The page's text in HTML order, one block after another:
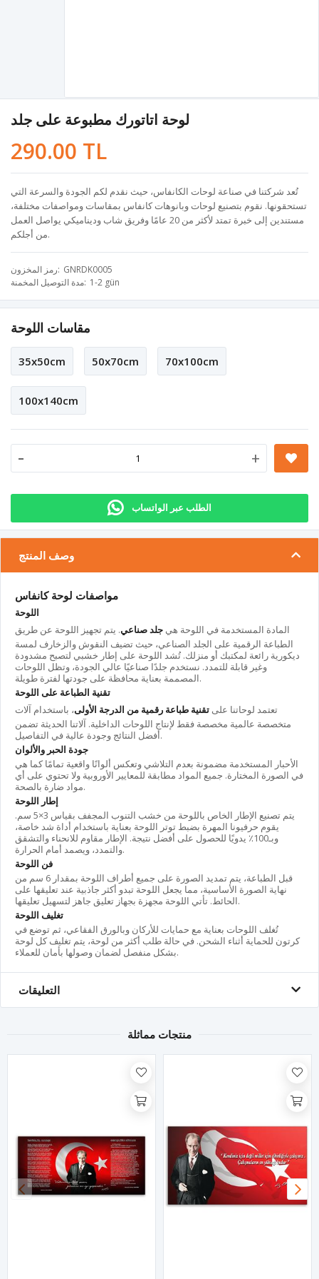
لوحة اتاتورك مطبوعة على جلد
290.00 TL
تُعد شركتنا في صناعة لوحات الكانفاس، حيث نقدم لكم الجودة والسرعة التي
تستحقونها. نقوم بتصنيع لوحات وبانوهات كانفاس بمقاسات ومواصفات مختلفة،
مستندين إلى خبرة تمتد لأكثر من 20 عامًا وفريق شاب وديناميكي يواصل العمل
من أجلكم.
رمز المخزون GNRDK0005
مدة التوصيل المخمنة 1-2 gün
مقاسات اللوحة
35x50cm 50x70cm 70x100cm
100x140cm
- +
الطلب عبر الواتساب
وصف المنتج
مواصفات لوحة كانفاس
اللوحة
المادة المستخدمة في اللوحة هي جلد صناعي. يتم تجهيز اللوحة عن طريق
الطباعة الرقمية على الجلد الصناعي، حيث تضيف النقوش والزخارف لمسة
ديكورية رائعة لمكتبك أو منزلك. تُشد اللوحة على إطار خشبي لتصبح مشدودة
وغير قابلة للتمدد. نستخدم جلدًا صناعيًا عالي الجودة، وتظل اللوحات
المصممة بعناية محافظة على جودتها لفترة طويلة.
تقنية الطباعة على اللوحة
تعتمد لوحاتنا على تقنية طباعة رقمية من الدرجة الأولى، باستخدام آلات
متخصصة عالمية مخصصة فقط لإنتاج اللوحات الداخلية. آلاتنا الحديثة تضمن
أفضل النتائج وجودة عالية في التفاصيل.
جودة الحبر والألوان
الأحبار المستخدمة مضمونة بعدم التلاشي وتعكس ألوانًا واقعية تمامًا كما هي
في الصورة المختارة. جميع المواد مطابقة للمعايير الأوروبية ولا تحتوي على أي
مواد ضارة بالصحة.
يتم تصنيع الإطار الخاص باللوحة من خشب التنوب المجفف بقياس 3×5 سم.
يقوم حرفيونا المهرة بضبط توتر اللوحة بعناية باستخدام أداة شد خاصة،
وبـ100٪ يدويًا للحصول على أفضل نتيجة. الإطار مقاوم للانحناء والتشقق
والتمدد، ويصمد أمام الحرارة.
قبل الطباعة، يتم تمديد الصورة على جميع أطراف اللوحة بمقدار 6 سم من
نهاية الصورة الأساسية، مما يجعل اللوحة تبدو أكثر جاذبية عند تعليقها على
الحائط. تأتي اللوحة مجهزة بجهاز تعليق جاهز لتسهيل تعليقها.
تغليف اللوحة
تُغلف اللوحات بعناية مع حمايات للأركان وبالورق الفقاعي، ثم توضع في
كرتون للحماية أثناء الشحن. في حالة طلب أكثر من لوحة، يتم تغليف كل لوحة
بشكل منفصل لضمان وصولها بأمان للعملاء.
التعليقات
منتجات مماثلة